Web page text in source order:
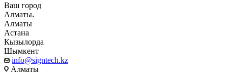
Ваш город
Алматы
Алматы
Астана
Кызылорда
Шымкент
info@signtech.kz
Алматы